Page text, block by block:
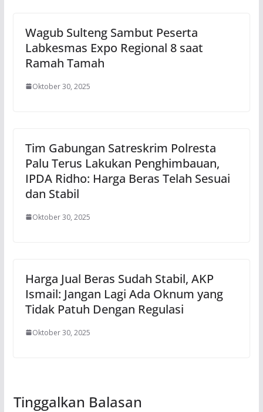
Wagub Sulteng Sambut Peserta
Labkesmas Expo Regional 8 saat
Ramah Tamah
Oktober 30, 2025
Tim Gabungan Satreskrim Polresta
Palu Terus Lakukan Penghimbauan,
IPDA Ridho: Harga Beras Telah Sesuai
dan Stabil
Oktober 30, 2025
Harga Jual Beras Sudah Stabil, AKP
Ismail: Jangan Lagi Ada Oknum yang
Tidak Patuh Dengan Regulasi
Oktober 30, 2025
Tinggalkan Balasan